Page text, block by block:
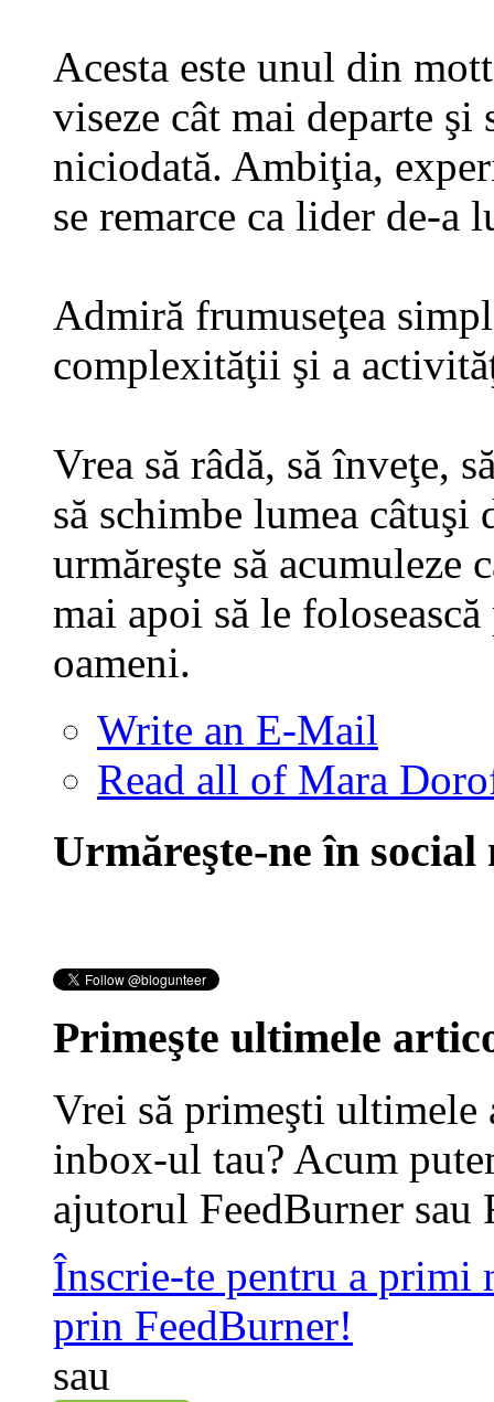
Acesta este unul din
viseze cât mai departe
niciodată. Ambiţia,
se remarce ca lider de-
Admiră frumuseţea
complexităţii şi a
Vrea să râdă, să înveţe,
să schimbe lumea
urmăreşte să acumuleze
mai apoi să le
oameni.
Write an E-Mail
Read all of Mara
Urmăreşte-ne în social
Primeşte ultimele
Vrei să primeşti
inbox-ul tau? Acum
ajutorul FeedBurner sau
Înscrie-te pentru a primi
prin FeedBurner!
sau